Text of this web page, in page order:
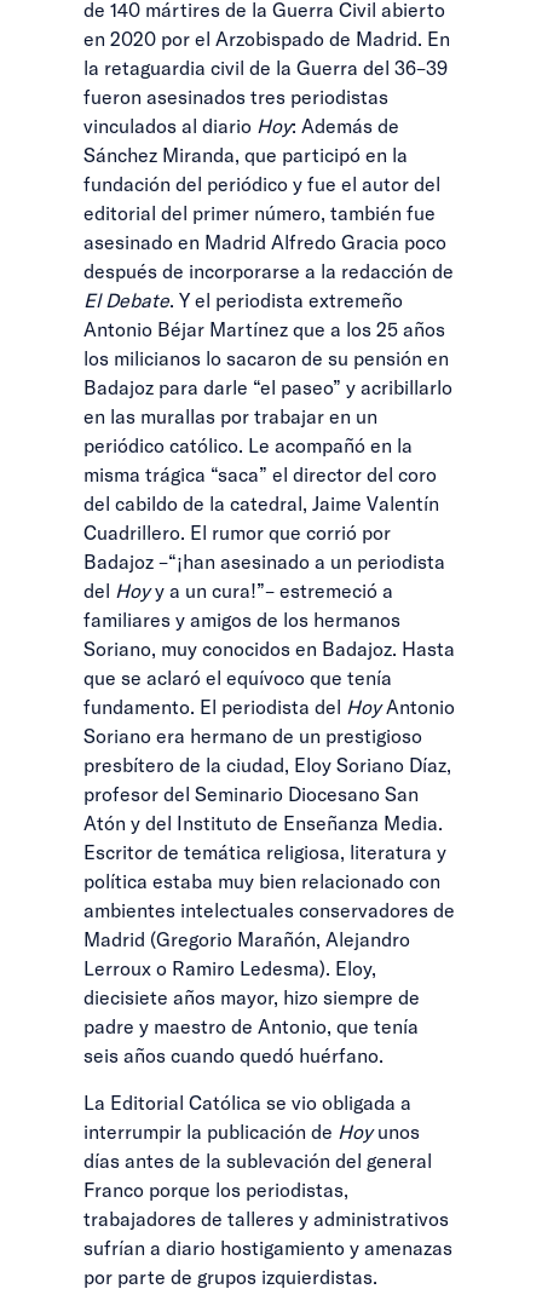
de 140 mártires de la Guerra Civil abierto
en 2020 por el Arzobispado de Madrid. En
la retaguardia civil de la Guerra del 36–39
fueron asesinados tres periodistas
vinculados al diario Hoy: Además de
Sánchez Miranda, que participó en la
fundación del periódico y fue el autor del
editorial del primer número, también fue
asesinado en Madrid Alfredo Gracia poco
después de incorporarse a la redacción de
El Debate. Y el periodista extremeño
Antonio Béjar Martínez que a los 25 años
los milicianos lo sacaron de su pensión en
Badajoz para darle “el paseo” y acribillarlo
en las murallas por trabajar en un
periódico católico. Le acompañó en la
misma trágica “saca” el director del coro
del cabildo de la catedral, Jaime Valentín
Cuadrillero. El rumor que corrió por
Badajoz –“¡han asesinado a un periodista
del Hoyy a un cura!”– estremeció a
familiares y amigos de los hermanos
Soriano, muy conocidos en Badajoz. Hasta
que se aclaró el equívoco que tenía
fundamento. El periodista del HoyAntonio
Soriano era hermano de un prestigioso
presbítero de la ciudad, Eloy Soriano Díaz,
profesor del Seminario Diocesano San
Atón y del Instituto de Enseñanza Media.
Escritor de temática religiosa, literatura y
política estaba muy bien relacionado con
ambientes intelectuales conservadores de
Madrid (Gregorio Marañón, Alejandro
Lerroux o Ramiro Ledesma). Eloy,
diecisiete años mayor, hizo siempre de
padre y maestro de Antonio, que tenía
seis años cuando quedó huérfano.
La Editorial Católica se vio obligada a
interrumpir la publicación de Hoyunos
días antes de la sublevación del general
Franco porque los periodistas,
trabajadores de talleres y administrativos
sufrían a diario hostigamiento y amenazas
por parte de grupos izquierdistas.